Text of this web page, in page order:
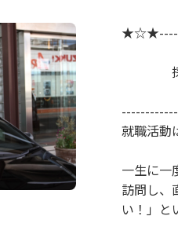
採用
就職活動
一生に一
訪問し、
い！」と